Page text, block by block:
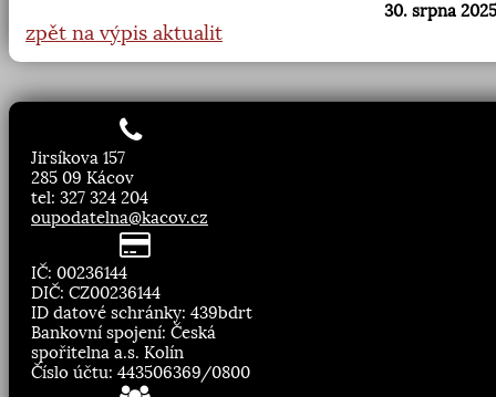
30. srpna
zpět na výpis aktualit
Jirsíkova 157
285 09 Kácov
tel: 327 324 204
oupodatelna@kacov.cz
IČ: 00236144
DIČ: CZ00236144
ID datové schránky: 439bdrt
Bankovní spojení: Česká
spořitelna a.s. Kolín
Číslo účtu: 443506369/0800